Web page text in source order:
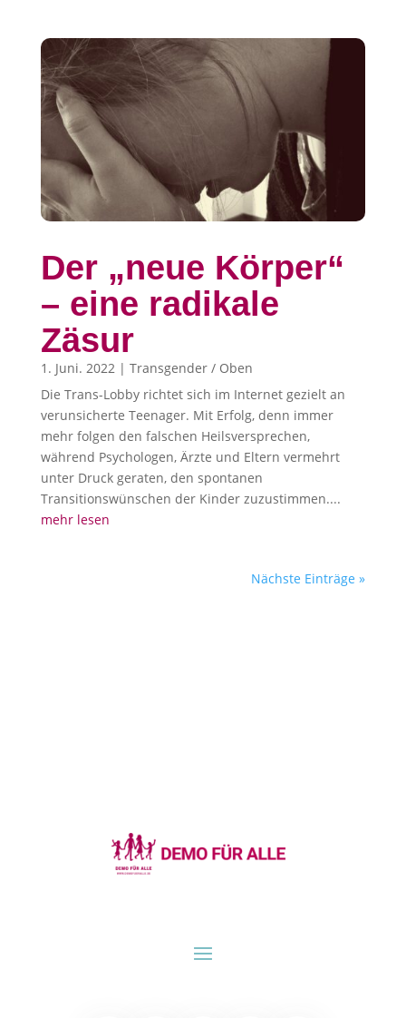
Der „neue Körper“
– eine radikale
Zäsur
1. Juni. 2022| Transgender / Oben
Die Trans-Lobby richtet sich im Internet gezielt an
verunsicherte Teenager. Mit Erfolg, denn immer
mehr folgen den falschen Heilsversprechen,
während Psychologen, Ärzte und Eltern vermehrt
unter Druck geraten, den spontanen
Transitionswünschen der Kinder zuzustimmen....
mehr lesen
Nächste Einträge »